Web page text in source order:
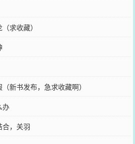
求收藏）
新书发布，急求收藏啊）
办
，关羽